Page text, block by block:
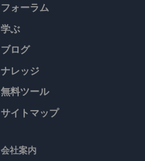
フォーラム
学ぶ
ブログ
ナレッジ
無料ツール
サイトマップ
会社案内